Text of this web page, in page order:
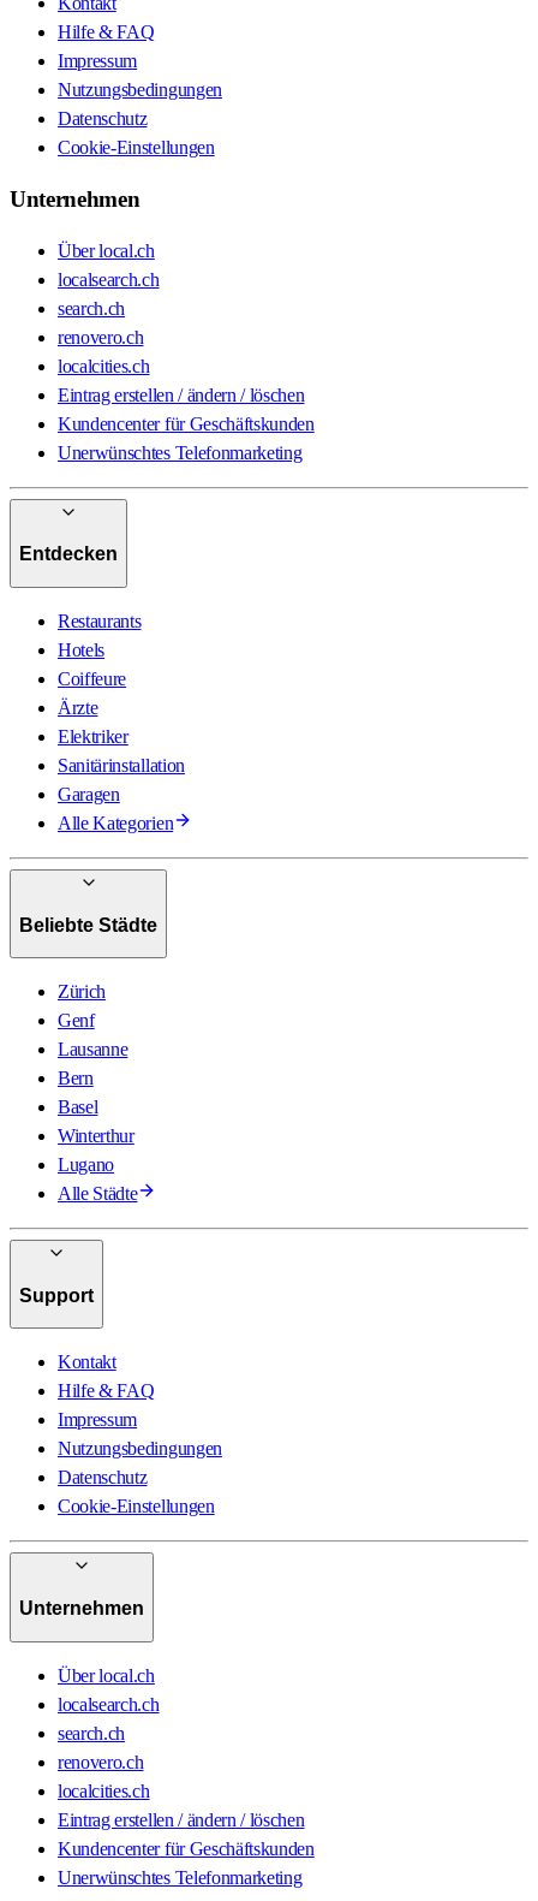
Hilfe & FAQ
Impressum
Nutzungsbedingungen
Datenschutz
Cookie-Einstellungen
Unternehmen
Über local.ch
localsearch.ch
search.ch
renovero.ch
localcities.ch
Eintrag erstellen / ändern / löschen
Kundencenter für Geschäftskunden
Unerwünschtes Telefonmarketing
Entdecken
Restaurants
Hotels
Coiffeure
Ärzte
Elektriker
Sanitärinstallation
Garagen
Alle Kategorien
Beliebte Städte
Zürich
Genf
Lausanne
Bern
Basel
Winterthur
Lugano
Alle Städte
Support
Kontakt
Hilfe & FAQ
Impressum
Nutzungsbedingungen
Datenschutz
Cookie-Einstellungen
Unternehmen
Über local.ch
localsearch.ch
search.ch
renovero.ch
localcities.ch
Eintrag erstellen / ändern / löschen
Kundencenter für Geschäftskunden
Unerwünschtes Telefonmarketing